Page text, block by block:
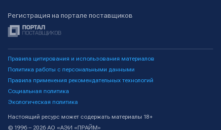
Регистрация на портале поставщиков
Правила цитирования и использования материалов
Политика работы с персональными данными
Правила применения рекомендательных технологий
Социальная политика
Экологическая политика
Настоящий ресурс может содержать материалы 18+
© 1996 – 2026 АО «АЭИ «ПРАЙМ»